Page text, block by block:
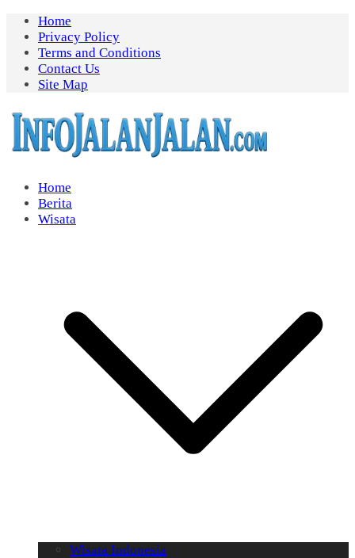
Skip
content
Home
Privacy Policy
Terms and Conditions
Contact Us
Site Map
Home
Berita
Wisata
Wisata Indonesia